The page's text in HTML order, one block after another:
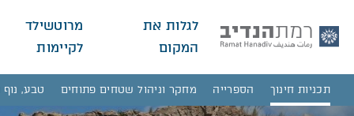
לגלות את
המקום
מרוטשילד
לקיימות
תכניות חינוך הספרייה מחקר וניהול שטחים פתוחים טבע,